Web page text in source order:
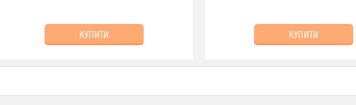
КУПИТИ КУПИТИ